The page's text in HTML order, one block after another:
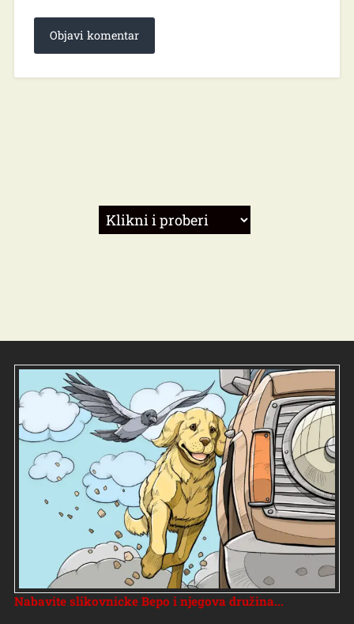
Nabavite slikovnicke Bepo i njegova družina...